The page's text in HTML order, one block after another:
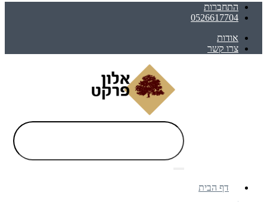
התחברות
0526617704
אודות
צרו קשר
דף הבית